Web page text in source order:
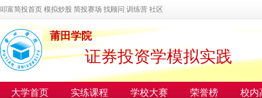
叩富简投首页 模拟炒股 简投赛场 找顾问 训练营 社区
莆田学院
证券投资学模拟实践
大学首页 实练课程 学校大赛 荣誉榜 校内